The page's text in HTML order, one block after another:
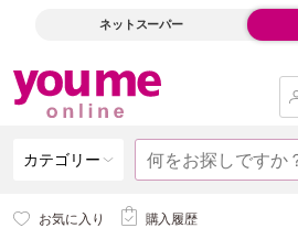
ネットスーパー
カテゴリー
お気に入り 購入履歴